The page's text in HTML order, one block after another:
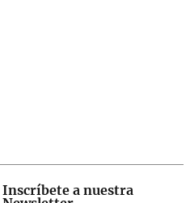
Inscríbete a nuestra